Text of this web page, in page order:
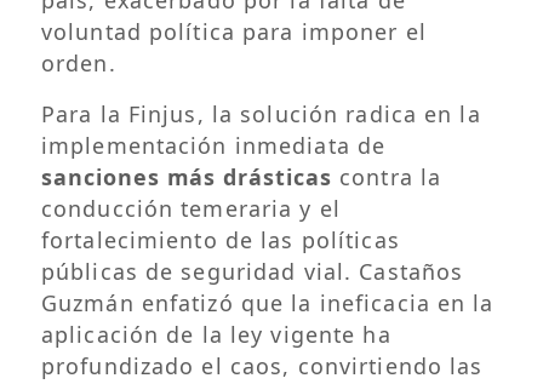
voluntad política para imponer el
orden.
Para la Finjus, la solución radica en la
implementación inmediata de
sanciones más drásticas contra la
conducción temeraria y el
fortalecimiento de las políticas
públicas de seguridad vial. Castaños
Guzmán enfatizó que la ineficacia en la
aplicación de la ley vigente ha
profundizado el caos, convirtiendo las